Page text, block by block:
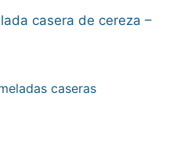
casera de cereza –
caseras